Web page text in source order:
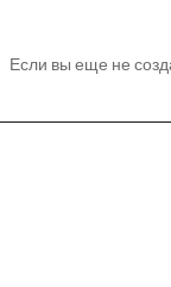
Если вы еще не